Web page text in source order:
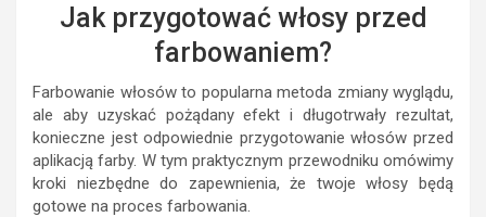
Jak przygotować włosy przed
farbowaniem?
Farbowanie włosów to popularna metoda zmiany wyglądu,
ale aby uzyskać pożądany efekt i długotrwały rezultat,
konieczne jest odpowiednie przygotowanie włosów przed
aplikacją farby. W tym praktycznym przewodniku omówimy
kroki niezbędne do zapewnienia, że twoje włosy będą
gotowe na proces farbowania.